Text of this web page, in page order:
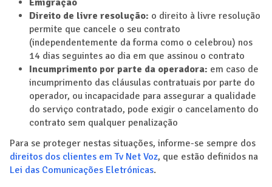
Direito de livre resolução: o direito à livre resolução
permite que cancele o seu contrato
(independentemente da forma como o celebrou) nos
14 dias seguintes ao dia em que assinou o contrato
Incumprimento por parte da operadora: em caso de
incumprimento das cláusulas contratuais por parte do
operador, ou incapacidade para assegurar a qualidade
do serviço contratado, pode exigir o cancelamento do
contrato sem qualquer penalização
Para se proteger nestas situações, informe-se sempre dos
direitos dos clientes em Tv Net Voz, que estão definidos na
Lei das Comunicações Eletrónicas.